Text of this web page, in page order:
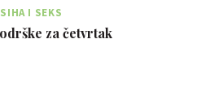
I SEKS
za četvrtak